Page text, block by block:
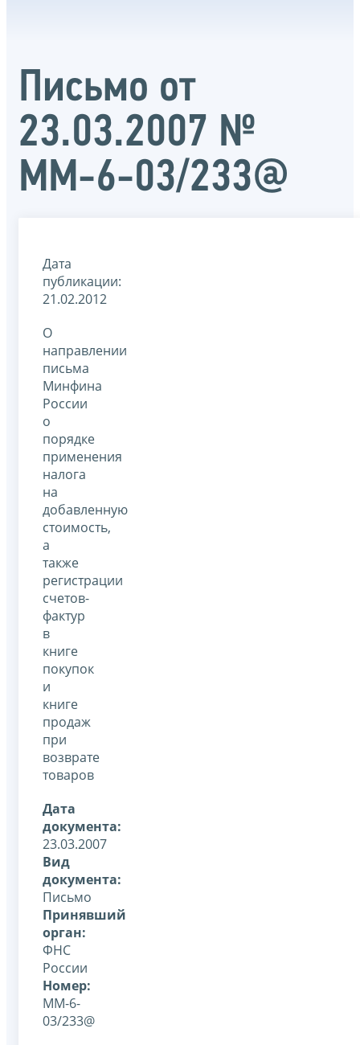
Письмо от
23.03.2007 №
ММ-6-03/233@
Дата
публикации:
21.02.2012
О
направлении
письма
Минфина
России
о
порядке
применения
налога
на
добавленную
стоимость,
а
также
регистрации
счетов-
фактур
в
книге
покупок
и
книге
продаж
при
возврате
товаров
Дата
документа:
23.03.2007
Вид
документа:
Письмо
Принявший
орган:
ФНС
России
Номер:
ММ-6-
03/233@